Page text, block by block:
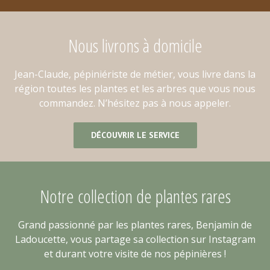
Nous livrons à domicile
Jean-Claude, pépiniériste de métier, vous livre dans la
région toutes les plantes et les arbres que vous nous
commandez. N’hésitez pas à nous appeler.
DÉCOUVRIR LE SERVICE
Notre collection de plantes rares
Grand passionné par les plantes rares, Benjamin de
Ladoucette, vous partage sa collection sur Instagram
et durant votre visite de nos pépinières !